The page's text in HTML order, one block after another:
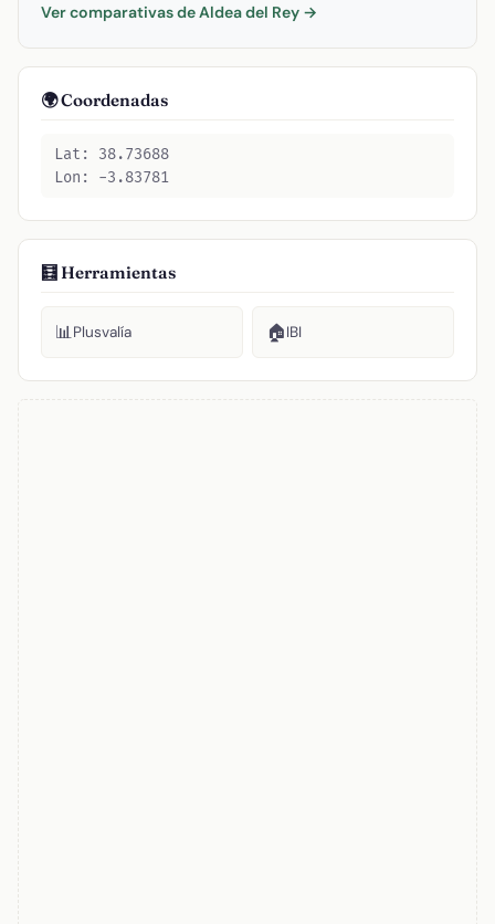
Ver comparativas de Aldea del Rey →
🌍 Coordenadas
Lat: 38.73688
Lon: -3.83781
🧮 Herramientas
📊Plusvalía 🏠IBI